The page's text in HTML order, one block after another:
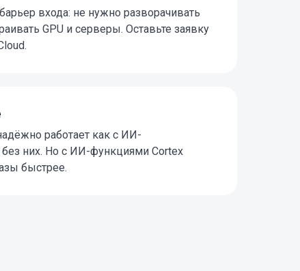
входа: не нужно разворачивать
GPU и серверы. Оставьте заявку
работает как с ИИ-
без них. Но с ИИ-функциями Cortex
быстрее.